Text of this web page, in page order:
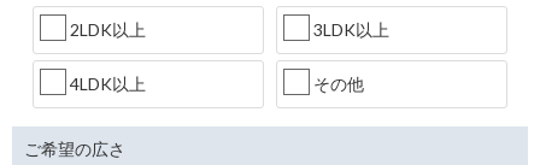
2LDK以上 3LDK以上
4LDK以上 その他
ご希望の広さ